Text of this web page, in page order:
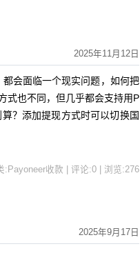
2025年11月12日
会面临一个现实问题，如何把
式也不同，但几乎都会支持用P
？添加提现方式时可以切换国
:Payoneer收款 | 评论:0 | 浏览:276
2025年9月17日